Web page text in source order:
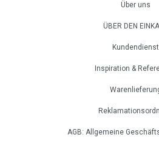
Über uns
ÜBER DEN
Kundendienst
Inspiration &
AGB: Allgemeine